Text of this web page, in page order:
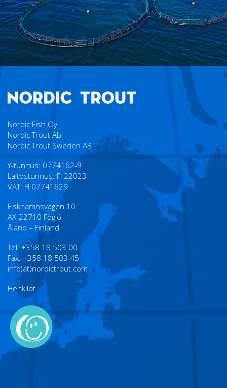
Nordic Fish Oy
Nordic Trout Ab
Nordic Trout Sweden AB
Y-tunnus: 0774162-9
Laitostunnus: FI 22023
VAT: FI 07741629
Fiskhamnsvägen 10
AX-22710 Föglö
Åland – Finland
Tel. +358 18 503 00
Fax. +358 18 503 45
info(at)nordictrout.com
Henkilöt